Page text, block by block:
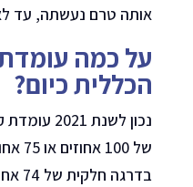
אותה טרם נעשתה, עד
על כמה
הכללית כיום?
נכון